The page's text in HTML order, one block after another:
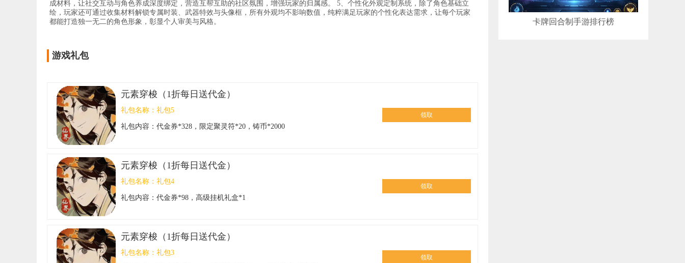
成材料，让社交互动与角色养成深度绑定，营造互帮互助的社区氛围，增强玩家的归属感。 5、个性化外观定制系统，除了角色基础立
绘，玩家还可通过收集材料解锁专属时装、武器特效与头像框，所有外观均不影响数值，纯粹满足玩家的个性化表达需求，让每个玩家
都能打造独一无二的角色形象，彰显个人审美与风格。
游戏礼包
元素穿梭（1折每日送代金）
礼包名称： 礼包5
礼包内容： 代金券*328，限定聚灵符*20，铸币*2000
领取
元素穿梭（1折每日送代金）
礼包名称： 礼包4
礼包内容： 代金券*98，高级挂机礼盒*1
领取
元素穿梭（1折每日送代金）
礼包名称： 礼包3
领取
卡牌回合制手游排行榜